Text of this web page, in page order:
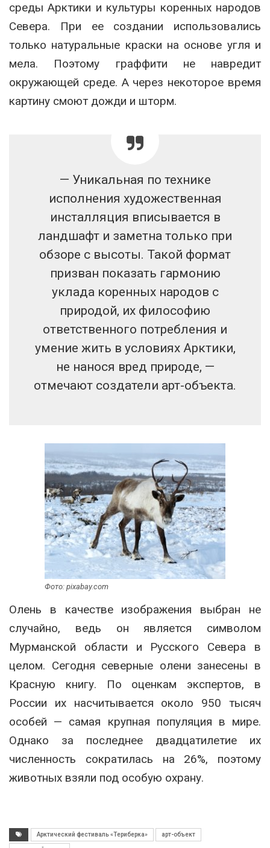
среды Арктики и культуры коренных народов
Севера. При ее создании использовались
только натуральные краски на основе угля и
мела. Поэтому граффити не навредит
окружающей среде. А через некоторое время
картину смоют дожди и шторм.
— Уникальная по технике
исполнения художественная
инсталляция вписывается в
ландшафт и заметна только при
обзоре с высоты. Такой формат
призван показать гармонию
уклада коренных народов с
природой, их философию
ответственного потребления и
умение жить в условиях Арктики,
не нанося вред природе, —
отмечают создатели арт-объекта.
Фото: pixabay.com
Олень в качестве изображения выбран не
случайно, ведь он является символом
Мурманской области и Русского Севера в
целом. Сегодня северные олени занесены в
Красную книгу. По оценкам экспертов, в
России их насчитывается около 950 тысяч
особей — самая крупная популяция в мире.
Однако за последнее двадцатилетие их
численность сократилась на 26%, поэтому
животных взяли под особую охрану.
Арктический фестиваль «Териберка» арт-объект